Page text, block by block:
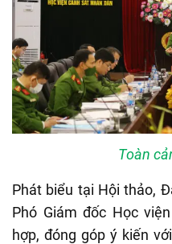
Toàn
Phát biểu tại Hội thảo,
Phó Giám đốc Học
hợp, đóng góp ý kiến